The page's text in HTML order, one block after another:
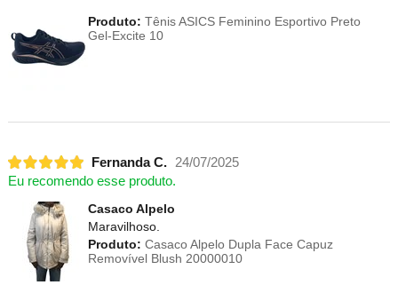
Produto: Tênis ASICS Feminino Esportivo Preto
Gel-Excite 10
Fernanda C.
24/07/2025
Eu recomendo esse produto.
Casaco Alpelo
Maravilhoso.
Produto: Casaco Alpelo Dupla Face Capuz
Removível Blush 20000010